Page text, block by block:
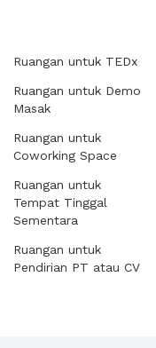
Ruangan untuk TEDx
Ruangan untuk Demo
Masak
Ruangan untuk
Coworking Space
Ruangan untuk
Tempat Tinggal
Sementara
Ruangan untuk
Pendirian PT atau CV